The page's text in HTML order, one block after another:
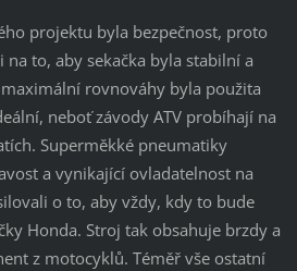
projektu byla bezpečnost, proto
to, aby sekačka byla stabilní a
rovnováhy byla použita
neboť závody ATV probíhají na
Superměkké pneumatiky
a vynikající ovladatelnost na
o to, aby vždy, kdy to bude
Honda. Stroj tak obsahuje brzdy a
z motocyklů. Téměř vše ostatní